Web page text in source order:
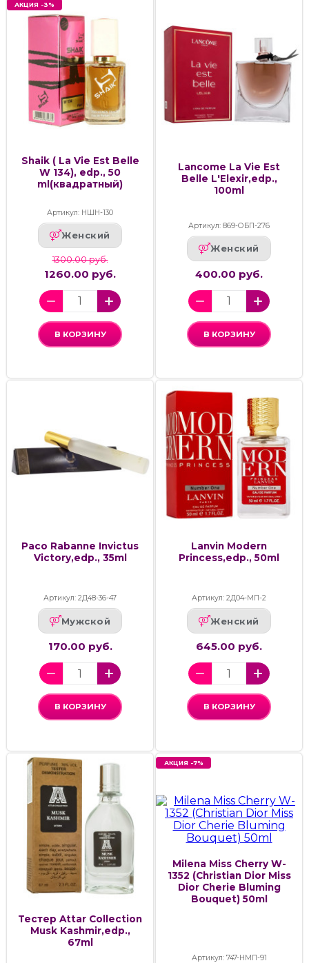
АКЦИЯ -3%
Shaik ( La Vie Est Belle
W 134), edp., 50
ml(квадратный)
Артикул: НШН-130
Женский
1300.00 руб.
1260.00 руб.
В КОРЗИНУ
Lancome La Vie Est
Belle L'Elexir,edp.,
100ml
Артикул: 869-ОБП-276
Женский
400.00 руб.
В КОРЗИНУ
Paco Rabanne Invictus
Victory,edp., 35ml
Артикул: 2Д48-36-47
Мужской
170.00 руб.
В КОРЗИНУ
Lanvin Modern
Princess,edp., 50ml
Артикул: 2Д04-МП-2
Женский
645.00 руб.
В КОРЗИНУ
Тестер Attar Collection
Musk Kashmir,edp.,
67ml
АКЦИЯ -7%
Milena Miss Cherry W-
1352 (Christian Dior Miss
Dior Cherie Bluming
Bouquet) 50ml
Артикул: 747-НМП-91